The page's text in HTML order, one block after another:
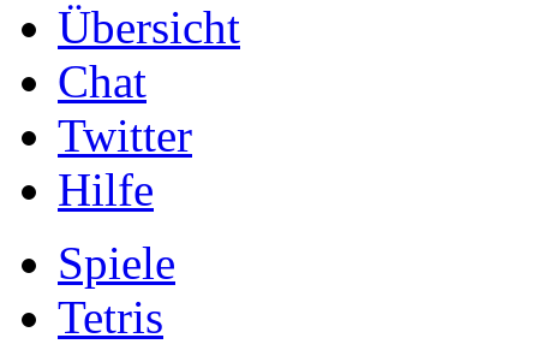
Übersicht
Chat
Twitter
Hilfe
Spiele
Tetris